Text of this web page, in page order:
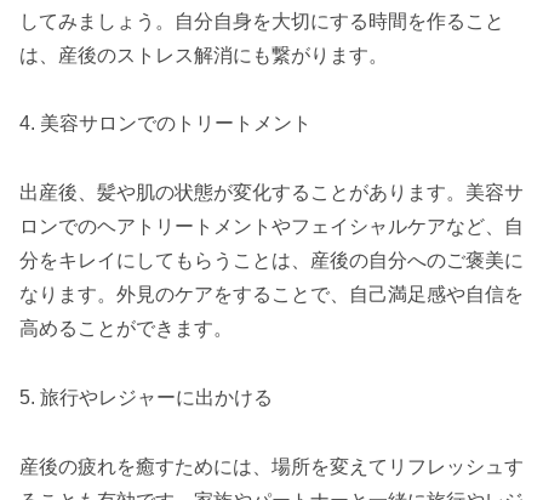
してみましょう。自分自身を大切にする時間を作ること
は、産後のストレス解消にも繋がります。
4. 美容サロンでのトリートメント
出産後、髪や肌の状態が変化することがあります。美容サ
ロンでのヘアトリートメントやフェイシャルケアなど、自
分をキレイにしてもらうことは、産後の自分へのご褒美に
なります。外見のケアをすることで、自己満足感や自信を
高めることができます。
5. 旅行やレジャーに出かける
産後の疲れを癒すためには、場所を変えてリフレッシュす